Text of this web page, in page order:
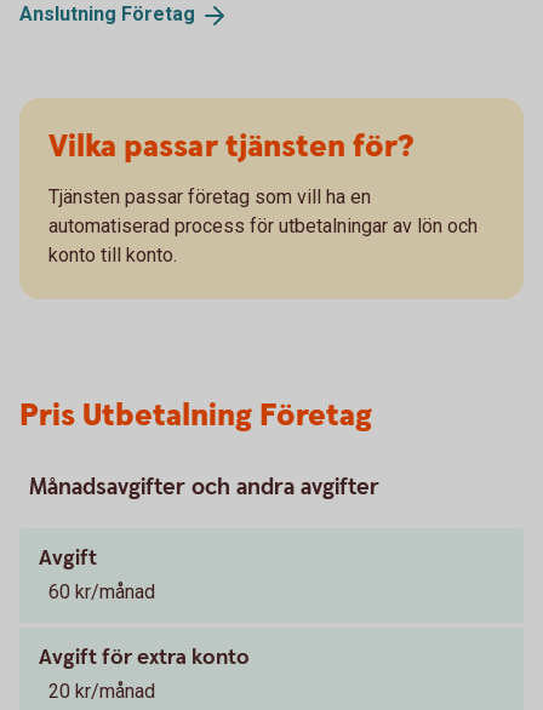
Anslutning Företag
Vilka passar tjänsten för?
Tjänsten passar företag som vill ha en
automatiserad process för utbetalningar av lön och
konto till konto.
Pris Utbetalning Företag
Månadsavgifter och andra avgifter
Avgift
60 kr/månad
Avgift för extra konto
20 kr/månad